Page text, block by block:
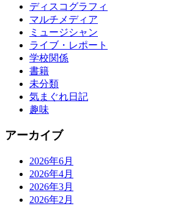
ディスコグラフィ
マルチメディア
ミュージシャン
ライブ・レポート
学校関係
書籍
未分類
気まぐれ日記
趣味
アーカイブ
2026年6月
2026年4月
2026年3月
2026年2月